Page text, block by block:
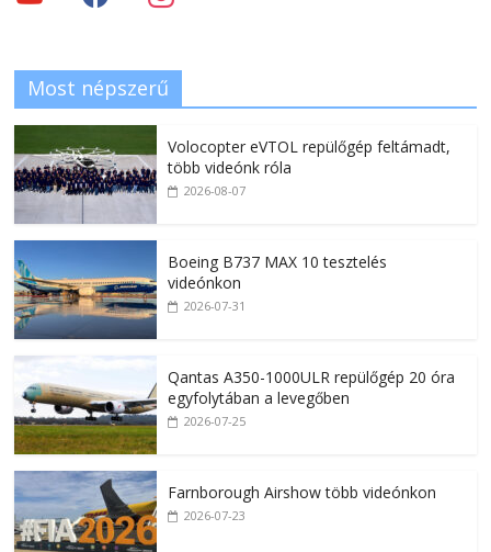
Most népszerű
Volocopter eVTOL repülőgép feltámadt,
több videónk róla
2026-08-07
Boeing B737 MAX 10 tesztelés
videónkon
2026-07-31
Qantas A350-1000ULR repülőgép 20 óra
egyfolytában a levegőben
2026-07-25
Farnborough Airshow több videónkon
2026-07-23